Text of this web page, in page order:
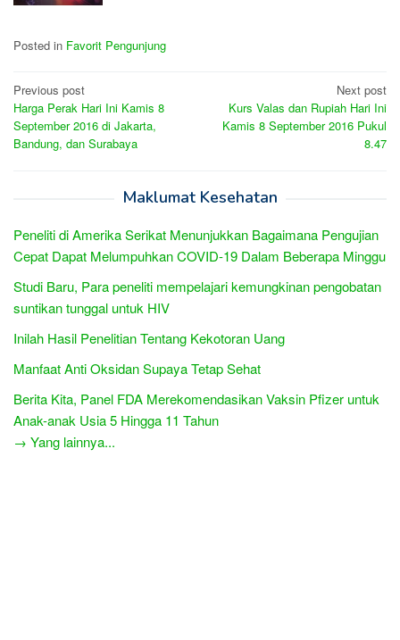
Posted in Favorit Pengunjung
Post
navigation
Previous post
Harga Perak Hari Ini Kamis 8
September 2016 di Jakarta,
Bandung, dan Surabaya
Next post
Kurs Valas dan Rupiah Hari Ini
Kamis 8 September 2016 Pukul
8.47
Maklumat Kesehatan
Peneliti di Amerika Serikat Menunjukkan Bagaimana Pengujian
Cepat Dapat Melumpuhkan COVID-19 Dalam Beberapa Minggu
Studi Baru, Para peneliti mempelajari kemungkinan pengobatan
suntikan tunggal untuk HIV
Inilah Hasil Penelitian Tentang Kekotoran Uang
Manfaat Anti Oksidan Supaya Tetap Sehat
Berita Kita, Panel FDA Merekomendasikan Vaksin Pfizer untuk
Anak-anak Usia 5 Hingga 11 Tahun
→ Yang lainnya...